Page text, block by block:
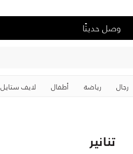
وصل حديثًا
رجال رياضة ‏أطفال لايف ستايل
تنانير